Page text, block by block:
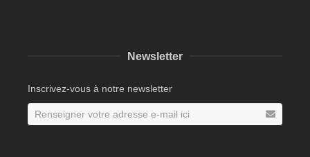
Newsletter
Inscrivez-vous à notre newsletter